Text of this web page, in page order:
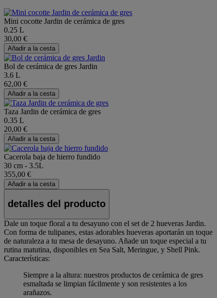
Mini cocotte Jardin de cerámica de gres
0.25 L
30,00 €
Añadir a la cesta
Bol de cerámica de gres Jardin
3.6 L
62,00 €
Añadir a la cesta
Taza Jardin de cerámica de gres
0.35 L
20,00 €
Añadir a la cesta
Cacerola baja de hierro fundido
30 cm - 3.5L
355,00 €
Añadir a la cesta
detalles del producto
Dale un toque floral a tu desayuno con el set de 2 hueveras Jardin.
Con forma de tulipanes, estas adorables hueveras aportarán un toque
de naturaleza a tu mesa de desayuno. Añade un toque especial a tu
rutina matutina, disponibles en Sea Salt, Meringue, y Shell Pink.
Características:
Siempre a la altura: nuestros productos de cerámica de gres
esmaltada se limpian fácilmente y son resistentes a los
arañazos.